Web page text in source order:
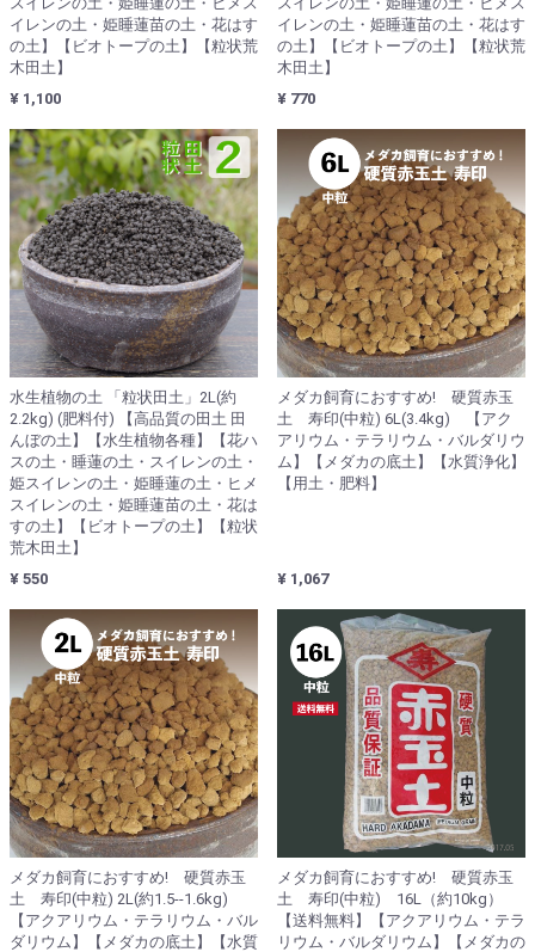
イレンの土・姫睡蓮苗の土・花はす
の土】【ビオトープの土】【粒状荒
木田土】
¥ 1,100
イレンの土・姫睡蓮苗の土・花はす
の土】【ビオトープの土】【粒状荒
木田土】
¥ 770
水生植物の土 「粒状田土」2L(約
2.2kg) (肥料付) 【高品質の田土 田
んぼの土】【水生植物各種】【花ハ
スの土・睡蓮の土・スイレンの土・
姫スイレンの土・姫睡蓮の土・ヒメ
スイレンの土・姫睡蓮苗の土・花は
すの土】【ビオトープの土】【粒状
荒木田土】
¥ 550
メダカ飼育におすすめ! 硬質赤玉
土 寿印(中粒) 6L(3.4kg) 【アク
アリウム・テラリウム・バルダリウ
ム】【メダカの底土】【水質浄化】
【用土・肥料】
¥ 1,067
メダカ飼育におすすめ! 硬質赤玉
土 寿印(中粒) 2L(約1.5--1.6kg)
【アクアリウム・テラリウム・バル
ダリウム】【メダカの底土】【水質
メダカ飼育におすすめ! 硬質赤玉
土 寿印(中粒) 16L（約10kg）
【送料無料】【アクアリウム・テラ
リウム・バルダリウム】【メダカの